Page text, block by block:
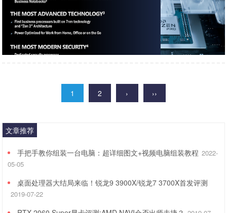
1 2 › ››
文章推荐
手把手教你组装一台电脑：超详细图文+视频电脑组装教程 2022-
05-05
桌面处理器大结局来临！锐龙9 3900X/锐龙7 3700X首发评测
2019-07-22